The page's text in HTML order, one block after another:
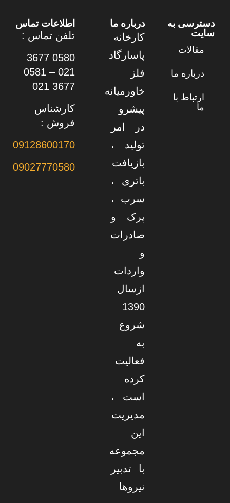
دسترسی به
سایت
مقالات
درباره ما
ارتباط با
ما
درباره ما
کارخانه
پاسارگاد
فلز
خاورمیانه
پیشرو
در امر
تولید ،
بازیافت
باتری ،
سرب ،
پرک و
صادرات
و
واردات
ازسال
1390
شروع
به
فعالیت
کرده
است ،
مدیریت
این
مجموعه
با تدبیر
نیروها
اطلاعات تماس
تلفن تماس :
0580 3677
021 – 0581
3677 021
کارشناس
فروش :
09128600170
09027770580